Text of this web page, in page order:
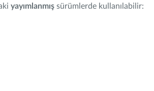
yayımlanmış sürümlerde kullanılabilir: